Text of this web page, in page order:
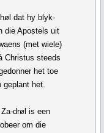
dat hy blyk-
die Apostels uit
(met wiele)
Christus steeds
het toe
geplant het.
drøl is een
om die